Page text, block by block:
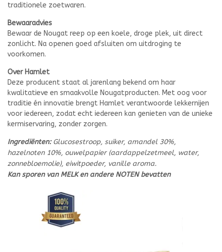
traditionele zoetwaren.
Bewaaradvies
Bewaar de Nougat reep op een koele, droge plek, uit direct
zonlicht. Na openen goed afsluiten om uitdroging te
voorkomen.
Over Hamlet
Deze producent staat al jarenlang bekend om haar
kwalitatieve en smaakvolle Nougatproducten. Met oog voor
traditie én innovatie brengt Hamlet verantwoorde lekkernijen
voor iedereen, zodat echt iedereen kan genieten van de unieke
kermiservaring, zonder zorgen.
Ingrediënten:Glucosestroop, suiker, amandel 30%,
hazelnoten 10%, ouwelpapier (aardappelzetmeel, water,
zonnebloemolie), eiwitpoeder, vanille aroma.
Kan sporen van MELK en andere NOTEN bevatten